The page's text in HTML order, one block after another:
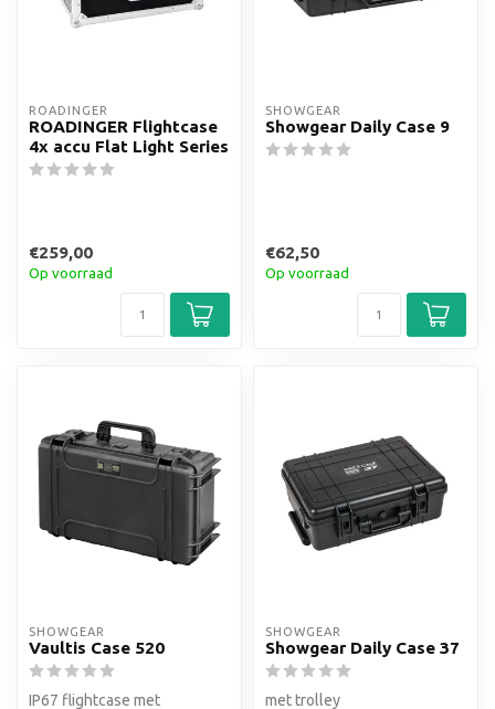
ROADINGER
ROADINGER Flightcase
4x accu Flat Light Series
€259,00
Op voorraad
SHOWGEAR
Showgear Daily Case 9
€62,50
Op voorraad
SHOWGEAR
Vaultis Case 520
IP67 flightcase met
SHOWGEAR
Showgear Daily Case 37
met trolley